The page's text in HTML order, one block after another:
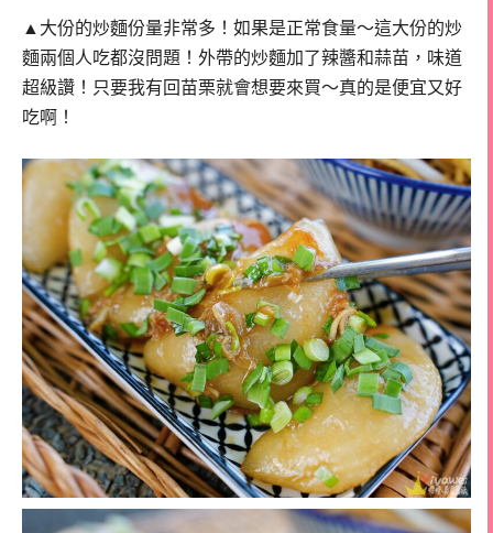
▲大份的炒麵份量非常多！如果是正常食量～這大份的炒
麵兩個人吃都沒問題！外帶的炒麵加了辣醬和蒜苗，味道
超級讚！只要我有回苗栗就會想要來買～真的是便宜又好
吃啊！